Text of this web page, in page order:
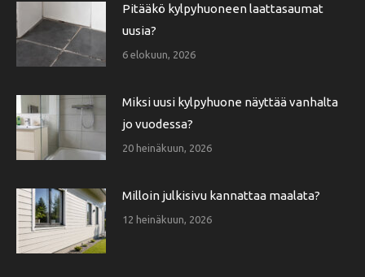
Pitääkö kylpyhuoneen laattasaumat
uusia?
6 elokuun, 2026
Miksi uusi kylpyhuone näyttää vanhalta
jo vuodessa?
20 heinäkuun, 2026
Milloin julkisivu kannattaa maalata?
12 heinäkuun, 2026